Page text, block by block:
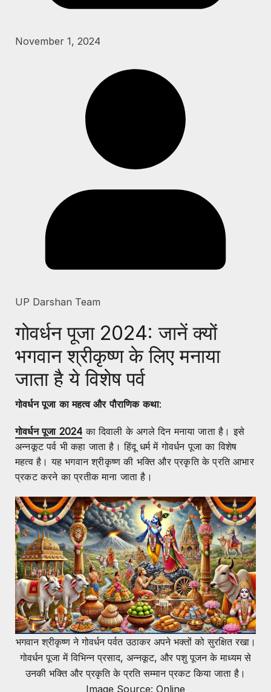
November 1, 2024
UP Darshan Team
गोवर्धन पूजा 2024: जानें क्यों
भगवान श्रीकृष्ण के लिए मनाया
जाता है ये विशेष पर्व
गोवर्धन पूजा का महत्व और पौराणिक कथा:
गोवर्धन पूजा 2024 का दिवाली के अगले दिन मनाया जाता है। इसे
अन्नकूट पर्व भी कहा जाता है। हिंदू धर्म में गोवर्धन पूजा का विशेष
महत्व है। यह भगवान श्रीकृष्ण की भक्ति और प्रकृति के प्रति आभार
प्रकट करने का प्रतीक माना जाता है।
भगवान श्रीकृष्ण ने गोवर्धन पर्वत उठाकर अपने भक्तों को सुरक्षित रखा।
गोवर्धन पूजा में विभिन्न प्रसाद, अन्नकूट, और पशु पूजन के माध्यम से
उनकी भक्ति और प्रकृति के प्रति सम्मान प्रकट किया जाता है।
Image Source: Online